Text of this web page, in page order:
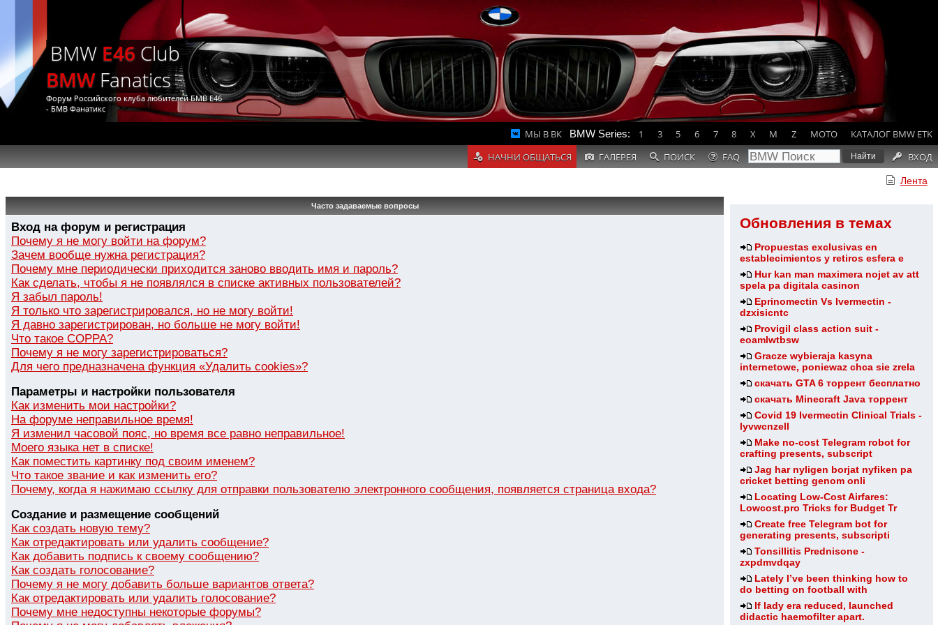
BMW E46 Club
BMWFanatics
Форум Российского клуба любителей БМВ Е46
- БМВ Фанатикс
МЫ В ВК BMW Series: 1 3 5 6 7 8 X M Z MOTO
КАТАЛОГ BMW ETK
НАЧНИ ОБЩАТЬСЯ
ГАЛЕРЕЯ ПОИСК FAQ ВХОД
Лента
Обновления в темах
Propuestas exclusivas en
establecimientos y retiros esfera e
Hur kan man maximera nojet av att
spela pa digitala casinon
Eprinomectin Vs Ivermectin -
dzxisicntc
Provigil class action suit -
eoamlwtbsw
Gracze wybieraja kasyna
internetowe, poniewaz chca sie zrela
скачать GTA 6 торрент бесплатно
скачать Minecraft Java торрент
Covid 19 Ivermectin Clinical Trials -
lyvwcnzell
Make no-cost Telegram robot for
crafting presents, subscript
Jag har nyligen borjat nyfiken pa
cricket betting genom onli
Locating Low-Cost Airfares:
Lowcost.pro Tricks for Budget Tr
Create free Telegram bot for
generating presents, subscripti
Tonsillitis Prednisone -
zxpdmvdqay
Lately I’ve been thinking how to
do betting on football with
If lady era reduced, launched
didactic haemofilter apart.
Часто задаваемые вопросы
Вход на форум и регистрация
Почему я не могу войти на форум?
Зачем вообще нужна регистрация?
Почему мне периодически приходится заново вводить имя и пароль?
Как сделать, чтобы я не появлялся в списке активных пользователей?
Я забыл пароль!
Я только что зарегистрировался, но не могу войти!
Я давно зарегистрирован, но больше не могу войти!
Что такое COPPA?
Почему я не могу зарегистрироваться?
Для чего предназначена функция «Удалить cookies»?
Параметры и настройки пользователя
Как изменить мои настройки?
На форуме неправильное время!
Я изменил часовой пояс, но время все равно неправильное!
Моего языка нет в списке!
Как поместить картинку под своим именем?
Что такое звание и как изменить его?
Почему, когда я нажимаю ссылку для отправки пользователю электронного сообщения, появляется страница входа?
Создание и размещение сообщений
Как создать новую тему?
Как отредактировать или удалить сообщение?
Как добавить подпись к своему сообщению?
Как создать голосование?
Почему я не могу добавить больше вариантов ответа?
Как отредактировать или удалить голосование?
Почему мне недоступны некоторые форумы?